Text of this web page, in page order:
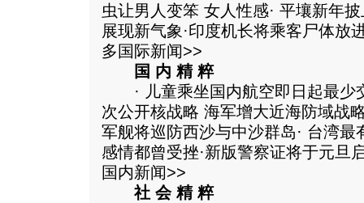
虫让男人变笨 女人性感· 平壤新年
展现新气象·印度机长将乘客尸体放
多国际新闻>>
国 内 精 粹
· 儿童乘坐国内航空即日起最少
次公开核战略 海军增大近海防域战
军舰将巡防西沙与中沙群岛· 台湾
感情都曾受挫·新版警察证将于元旦
国内新闻>>
社 会 精 粹